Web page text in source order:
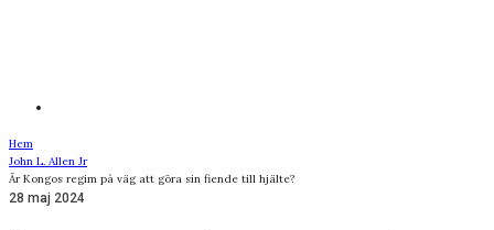
Hem
John L. Allen Jr
Är Kongos regim på väg att göra sin fiende till hjälte?
28 maj 2024